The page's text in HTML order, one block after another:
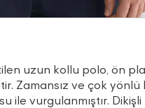
uzun kollu polo, ön
Zamansız ve çok
ile vurgulanmıştır.